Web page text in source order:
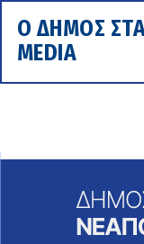
Ο ΔΗΜΟΣ ΣΤΑ
MEDIA